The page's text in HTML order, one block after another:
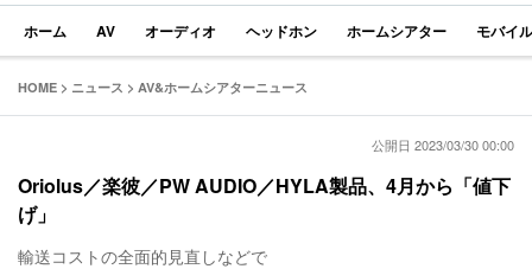
ホーム AV オーディオ ヘッドホン ホームシアター モバイ
HOME > ニュース > AV&ホームシアターニュース
公開日 2023/03/30 00:00
Oriolus／楽彼／PW AUDIO／HYLA製品、4月から「値下
げ」
輸送コストの全面的見直しなどで